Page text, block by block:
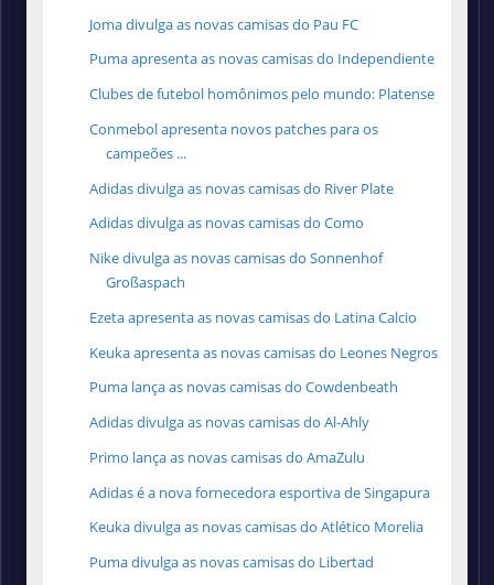
Joma divulga as novas camisas do Pau FC
Puma apresenta as novas camisas do Independiente
Clubes de futebol homônimos pelo mundo: Platense
Conmebol apresenta novos patches para os
campeões ...
Adidas divulga as novas camisas do River Plate
Adidas divulga as novas camisas do Como
Nike divulga as novas camisas do Sonnenhof
Großaspach
Ezeta apresenta as novas camisas do Latina Calcio
Keuka apresenta as novas camisas do Leones Negros
Puma lança as novas camisas do Cowdenbeath
Adidas divulga as novas camisas do Al-Ahly
Primo lança as novas camisas do AmaZulu
Adidas é a nova fornecedora esportiva de Singapura
Keuka divulga as novas camisas do Atlético Morelia
Puma divulga as novas camisas do Libertad